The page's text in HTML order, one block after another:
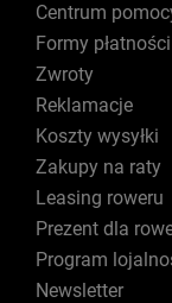
Centrum
Formy płatności
Zwroty
Reklamacje
Koszty wysyłki
Zakupy na raty
Leasing roweru
Prezent dla
Program
Newsletter